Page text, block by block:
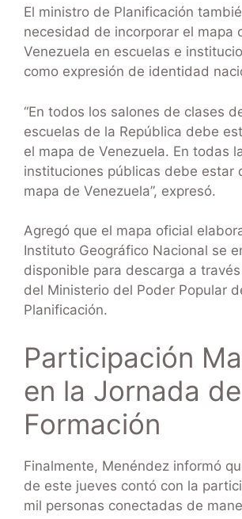
El ministro de Planificación
necesidad de incorporar el mapa
Venezuela en escuelas e
como expresión de identidad
“En todos los salones de clases
escuelas de la República debe
el mapa de Venezuela. En todas
instituciones públicas debe estar
mapa de Venezuela”, expresó.
Agregó que el mapa oficial
Instituto Geográfico Nacional se
disponible para descarga a
del Ministerio del Poder Popular
Planificación.
Participación
en la Jornada de
Formación
Finalmente, Menéndez informó
de este jueves contó con la
mil personas conectadas de